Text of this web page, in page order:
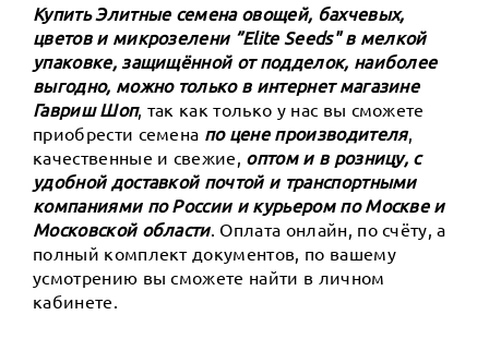
Купить Элитные семена овощей, бахчевых,
цветов и микрозелени ”Elite Seeds" в мелкой
упаковке, защищённой от подделок, наиболее
выгодно, можно только в интернет магазине
Гавриш Шоп, так как только у нас вы сможете
приобрести семена по цене производителя,
качественные и свежие, оптом и в розницу, с
удобной доставкой почтой и транспортными
компаниями по России и курьером по Москве и
Московской области. Оплата онлайн, по счёту, а
полный комплект документов, по вашему
усмотрению вы сможете найти в личном
кабинете.